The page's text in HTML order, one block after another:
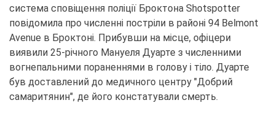
система сповіщення поліції Броктона Shotspotter
повідомила про численні постріли в районі 94 Belmont
Avenue в Броктоні. Прибувши на місце, офіцери
виявили 25-річного Мануеля Дуарте з численними
вогнепальними пораненнями в голову і тіло. Дуарте
був доставлений до медичного центру "Добрий
самаритянин", де його констатували смерть.